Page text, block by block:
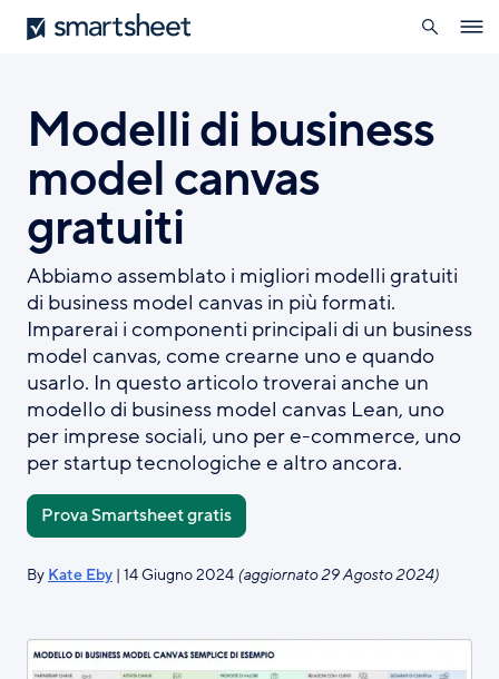
Salta
al
Smartsheet
ricerca
Modelli di business
model canvas
gratuiti
Abbiamo assemblato i migliori modelli gratuiti
di business model canvas in più formati.
Imparerai i componenti principali di un business
model canvas, come crearne uno e quando
usarlo. In questo articolo troverai anche un
modello di business model canvas Lean, uno
per imprese sociali, uno per e-commerce, uno
per startup tecnologiche e altro ancora.
Prova Smartsheet gratis
By Kate Eby | 14 Giugno 2024 (aggiornato 29 Agosto 2024)